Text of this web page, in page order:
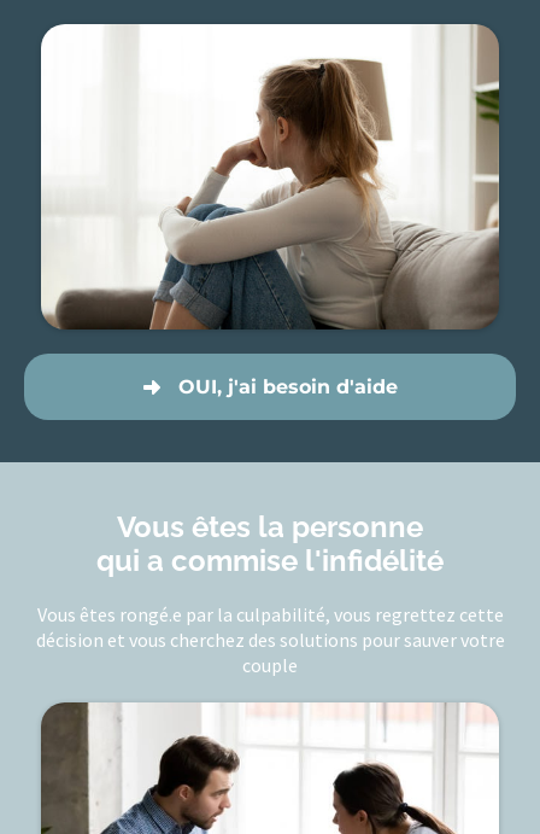
OUI, j'ai besoin d'aide
Vous êtes la personne
qui a commise l'infidélité
Vous êtes rongé.e par la culpabilité, vous regrettez cette
décision et vous cherchez des solutions pour sauver votre
couple